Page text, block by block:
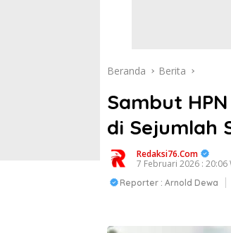
Beranda Berita
Sambut
di Sejumlah
Redaksi76.com
7 Februari 2026 :
Reporter : Arnold Dewa